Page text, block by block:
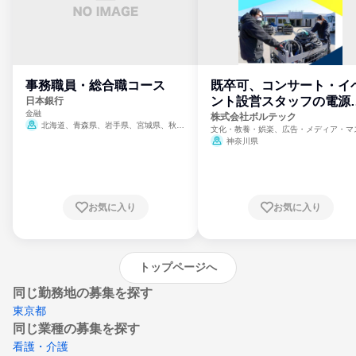
事務職員・総合職コース
日本銀行
金融
北海道、青森県、岩手県、宮城県、秋田
崎県、熊本県、大分県、宮崎県、鹿児島県、
お気に入り
既卒可、コンサート・イ
ント設営スタッフの電源
門
株式会社ボルテック
文化・教養・娯楽、広告・メディア・マ
ミ、電力・ガス・水道・エネルギー
神奈川県
お気に入り
トップページへ
同じ勤務地の募集を探す
東京都
同じ業種の募集を探す
看護・介護